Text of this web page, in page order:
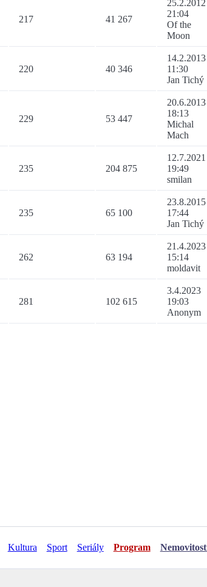
217 41 267
25.2.2012
21:04
Of the
Moon
220 40 346
14.2.2013
11:30
Jan Tichý
229 53 447
20.6.2013
18:13
Michal
Mach
235 204 875
12.7.2021
19:49
smilan
235 65 100
23.8.2015
17:44
Jan Tichý
262 63 194
21.4.2023
15:14
moldavit
281 102 615
3.4.2023
19:03
Anonym
Kultura Sport Seriály Program